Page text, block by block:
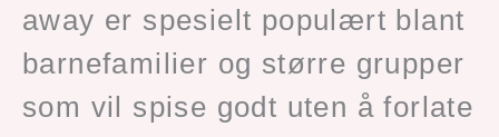
away er spesielt populært blant
barnefamilier og større grupper
som vil spise godt uten å forlate